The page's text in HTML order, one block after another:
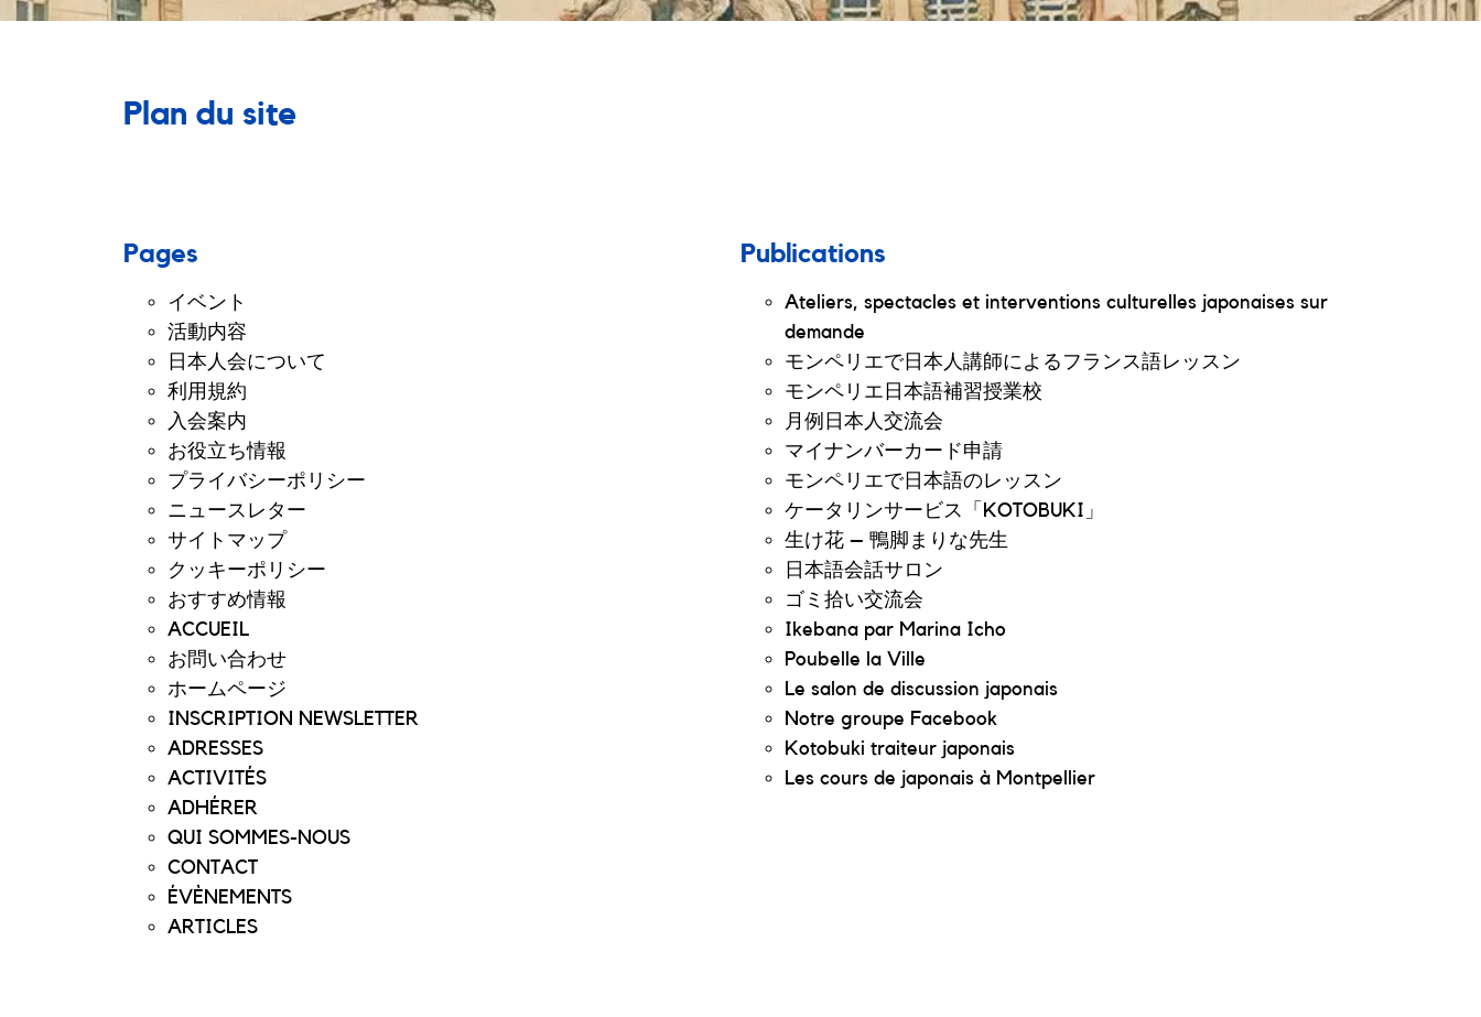
Plan du site
Pages
イベント
活動内容
日本人会について
利用規約
入会案内
お役立ち情報
プライバシーポリシー
ニュースレター
サイトマップ
クッキーポリシー
おすすめ情報
ACCUEIL
お問い合わせ
ホームページ
INSCRIPTION NEWSLETTER
ADRESSES
ACTIVITÉS
ADHÉRER
QUI SOMMES-NOUS
CONTACT
ÉVÈNEMENTS
ARTICLES
Publications
Ateliers, spectacles et interventions culturelles japonaises sur
demande
モンペリエで日本人講師によるフランス語レッスン
モンペリエ日本語補習授業校
月例日本人交流会
マイナンバーカード申請
モンペリエで日本語のレッスン
ケータリンサービス「KOTOBUKI」
生け花 – 鴨脚まりな先生
日本語会話サロン
ゴミ拾い交流会
Ikebana par Marina Icho
Poubelle la Ville
Le salon de discussion japonais
Notre groupe Facebook
Kotobuki traiteur japonais
Les cours de japonais à Montpellier​